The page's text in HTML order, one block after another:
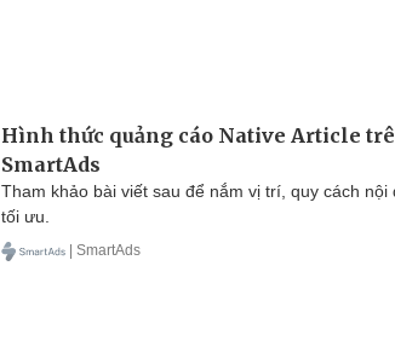
Hình thức quảng cáo Native Article
SmartAds
Tham khảo bài viết sau để nắm vị trí, quy cách nội
tối ưu.
| SmartAds